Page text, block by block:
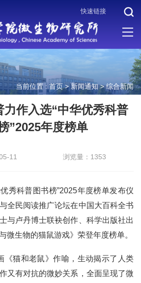
快速链接
当前位置 : 首页>新闻通知>综合新闻
力作入选“中华优秀科普
”2025年度榜单
11 浏览量：1353
科普图书榜”2025年度榜单发布仪
全民阅读推广论坛在中国大百科全书
与卢丹博士联袂创作、科学出版社出
微生物的猫鼠游戏》荣登年度榜单。
猫和老鼠》作喻，生动揭示了人类
又有对抗的微妙关系，全面呈现了微